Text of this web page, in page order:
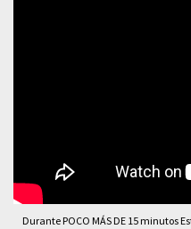
Durante POCO MÁS DE 15 minutos